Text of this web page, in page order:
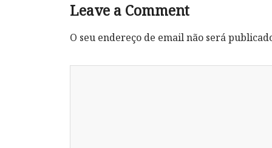
Leave a Comment
O seu endereço de email não será